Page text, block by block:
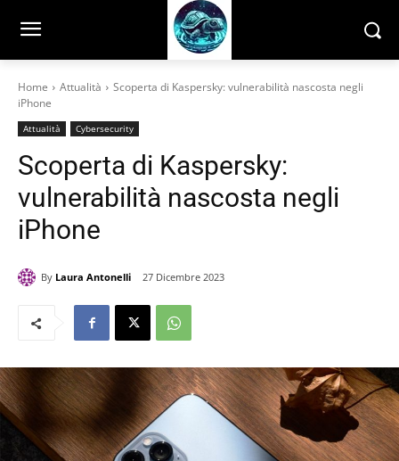
Home Attualità
Scoperta di Kaspersky: vulnerabilità nascosta negli
iPhone
Attualità Cybersecurity
Scoperta di Kaspersky:
vulnerabilità nascosta negli
iPhone
By Laura Antonelli 27 Dicembre 2023